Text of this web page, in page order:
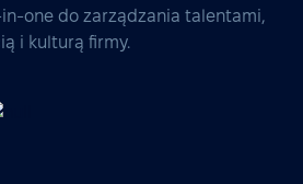
one do zarządzania talentami,
i kulturą firmy.